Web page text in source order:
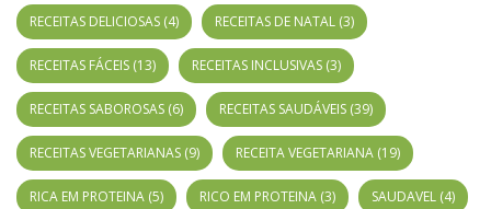
RECEITAS DELICIOSAS (4) RECEITAS DE NATAL (3)
RECEITAS FÁCEIS (13) RECEITAS INCLUSIVAS (3)
RECEITAS SABOROSAS (6) RECEITAS SAUDÁVEIS (39)
RECEITAS VEGETARIANAS (9) RECEITA VEGETARIANA (19)
RICA EM PROTEINA (5) RICO EM PROTEINA (3) SAUDAVEL (4)